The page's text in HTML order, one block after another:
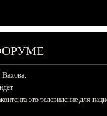
это телевидение для